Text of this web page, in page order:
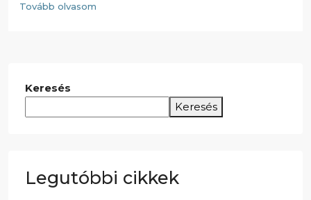
Tovább olvasom
Keresés
Keresés
Legutóbbi cikkek